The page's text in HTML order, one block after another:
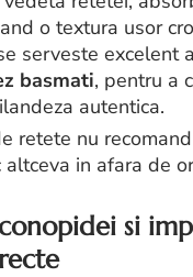
o textura usor
serveste excelent
basmati, pentru a
autentica.
retete nu
in afara de
si